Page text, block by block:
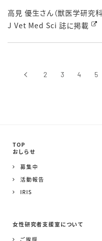
高見 優生さん（獣医学研究
J Vet Med Sci 誌に掲載
‹前へ 2 3 4 5
TOP
おしらせ
募集中
活動報告
IRIS
女性研究者支援室について
ご挨拶